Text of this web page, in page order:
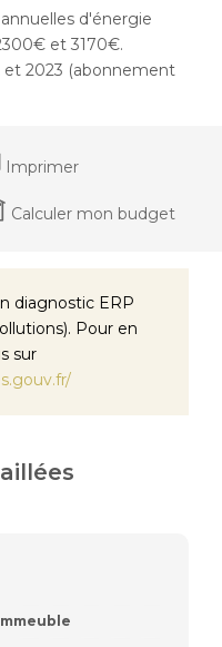
d'énergie
et 3170€.
et 2023 (abonnement
Imprimer
Calculer mon budget
diagnostic ERP
Pour en
sur